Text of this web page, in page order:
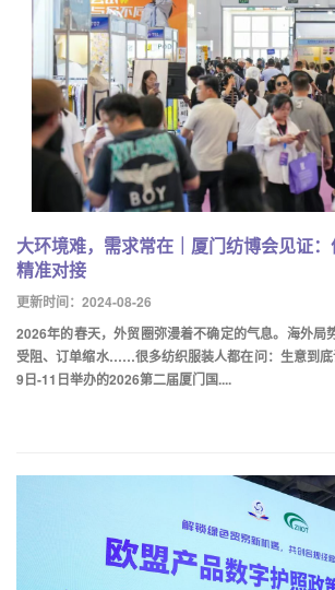
大环境难，需求常在｜厦门纺博会见证：
精准对接
更新时间：2024-08-26
2026年的春天，外贸圈弥漫着不确定的气息。海外局
受阻、订单缩水……很多纺织服装人都在问：生意到
9日-11日举办的2026第二届厦门国....